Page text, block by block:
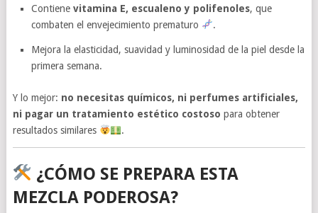
Contienevitamina E, escualeno y polifenoles, que
combaten el envejecimiento prematuro
.
Mejora la elasticidad, suavidad y luminosidad de la piel desde la
primera semana.
Y lo mejor: no necesitas químicos, ni perfumes artificiales,
ni pagar un tratamiento estético costoso para obtener
resultados similares
.
¿CÓMO SE PREPARA ESTA
MEZCLA PODEROSA?